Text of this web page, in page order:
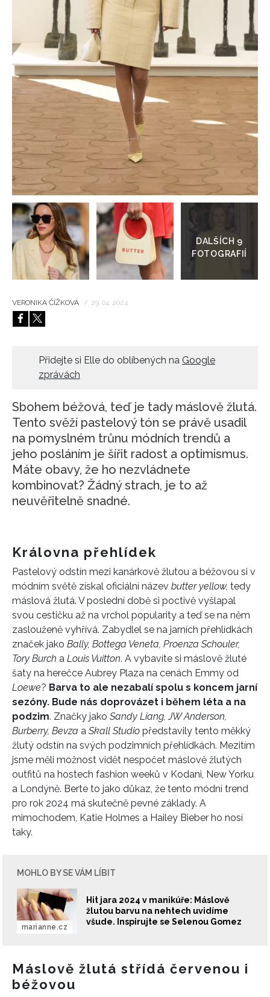
Přejít
galerie
VERONIKA ČÍŽKOVÁ / 29. 04. 2024
Přidejte si Elle do oblíbených na Google
zprávách
Sbohem béžová, teď je tady máslově žlutá.
Tento svěží pastelový tón se právě usadil
na pomyslném trůnu módních trendů a
jeho posláním je šířit radost a optimismus.
Máte obavy, že ho nezvládnete
kombinovat? Žádný strach, je to až
neuvěřitelně snadné.
Královna přehlídek
Pastelový odstín mezi kanárkově žlutou a béžovou si v
módním světě získal oficiální název butter yellow, tedy
máslová žlutá. V poslední době si poctivě vyšlapal
svou cestičku až na vrchol popularity a teď se na něm
zaslouženě vyhřívá. Zabydlel se na jarních přehlídkách
značek jako Bally, Bottega Veneta, Proenza Schouler,
Tory Burch a Louis Vuitton. A vybavíte si máslově žluté
šaty na herečce Aubrey Plaza na cenách Emmy od
Loewe? Barva to ale nezabalí spolu s koncem jarní
sezóny. Bude nás doprovázet i během léta a na
podzim. Značky jako Sandy Liang, JW Anderson,
Burberry, Bevza a Skall Studio představily tento měkký
žlutý odstín na svých podzimních přehlídkách. Mezitím
jsme měli možnost vidět nespočet máslově žlutých
outfitů na hostech fashion weeků v Kodani, New Yorku
a Londýně. Berte to jako důkaz, že tento módní trend
pro rok 2024 má skutečně pevné základy. A
mimochodem, Katie Holmes a Hailey Bieber ho nosí
taky.
MOHLO BY SE VÁM LÍBIT
Hit jara 2024 v manikúře: Máslově
žlutou barvu na nehtech uvidíme
všude. Inspirujte se Selenou Gomez
marianne.cz
Máslově žlutá střídá červenou i
béžovou